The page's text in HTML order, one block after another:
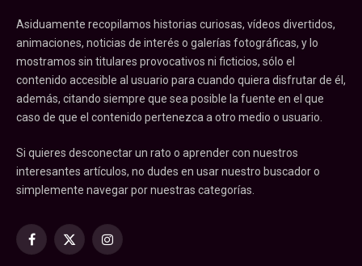
Asiduamente recopilamos historias curiosas, vídeos divertidos,
animaciones, noticias de interés o galerías fotográficas, y lo
mostramos sin titulares provocativos ni ficticios, sólo el
contenido accesible al usuario para cuando quiera disfrutar de él,
además, citando siempre que sea posible la fuente en el que
caso de que el contenido pertenezca a otro medio o usuario.
Si quieres desconectar un rato o aprender con nuestros
interesantes artículos, no dudes en usar nuestro buscador o
simplemente navegar por nuestras categorías.
Facebook
X
Instagram